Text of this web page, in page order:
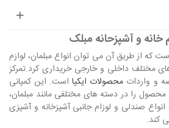
خانه و آشپزحانه مبلک
که از طریق آن می توان انواع مبلمان، لوازم
مختلف داخلی و خارجی خریداری کرد.تمرکز
و واردات محصولات ایکیااست. این کمپانی
از 12000 هزار محصول را در دسته های مختلفی مانند مبلمان،
صندلی و لوزام جانبی آشپزخانه و آشپزی
کند.